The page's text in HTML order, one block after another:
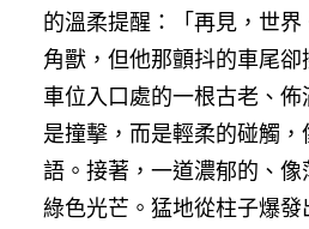
的溫柔提醒：「再見，世
角獸，但他那顫抖的車尾
車位入口處的一根古老、
是撞擊，而是輕柔的碰觸
語。接著，一道濃郁的、
綠色光芒。猛地從柱子爆發